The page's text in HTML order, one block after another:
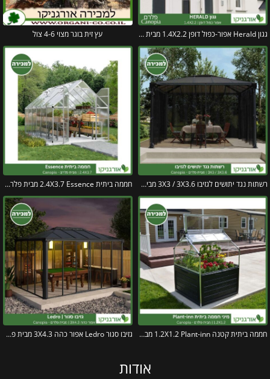
גגון Herald אפור-כפול דופן 1.4X2.2 מבית פלרם – Canopia עץ זית בוגר מצוי 4-6 צול
רשתות נגד יתושים לגזיבו 3X3 / 3X3.6 מבית פלרם – Canopia חממה ביתית 2.4X3.7 Essence מבית פלרם – Canopia
חממה ביתית קטנה 1.2X1.2 Plant-inn מבית פלרם – קנופיה גזיבו סגור Ledro אפור כהה 3X4.3 מבית פלרם – Canopia
אודות